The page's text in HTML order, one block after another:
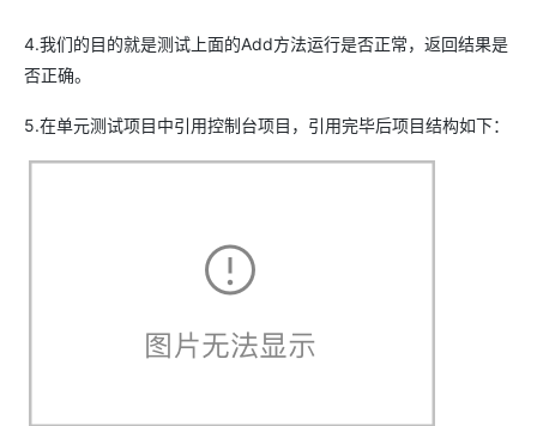
4.我们的目的就是测试上面的Add方法运行是否正常，返回结果是
否正确。
5.在单元测试项目中引用控制台项目，引用完毕后项目结构如下：